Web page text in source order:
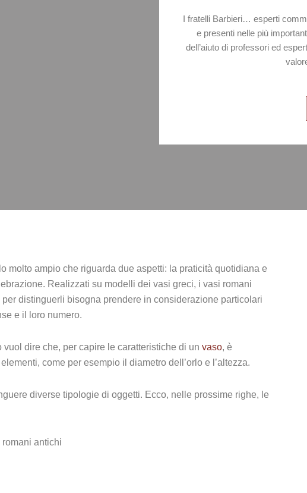
I fratelli Barbieri… esperti
e presenti nelle più
dell’aiuto di professori ed
molto ampio che riguarda due aspetti: la praticità quotidiana e
Realizzati su modelli dei vasi greci, i vasi romani
distinguerli bisogna prendere in considerazione particolari
e il loro numero.
dire che, per capire le caratteristiche di un vaso, è
come per esempio il diametro dell’orlo e l’altezza.
diverse tipologie di oggetti. Ecco, nelle prossime righe, le